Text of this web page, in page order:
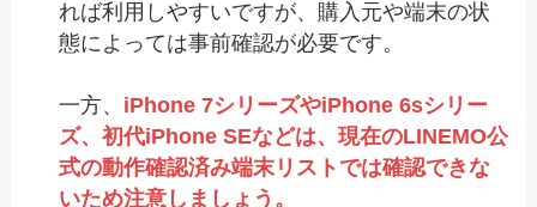
れば利用しやすいですが、購入元や端末の状
態によっては事前確認が必要です。
一方、 iPhone 7シリーズやiPhone 6sシリー
ズ、初代iPhone SEなどは、現在のLINEMO公
式の動作確認済み端末リストでは確認できな
いため注意しましょう。